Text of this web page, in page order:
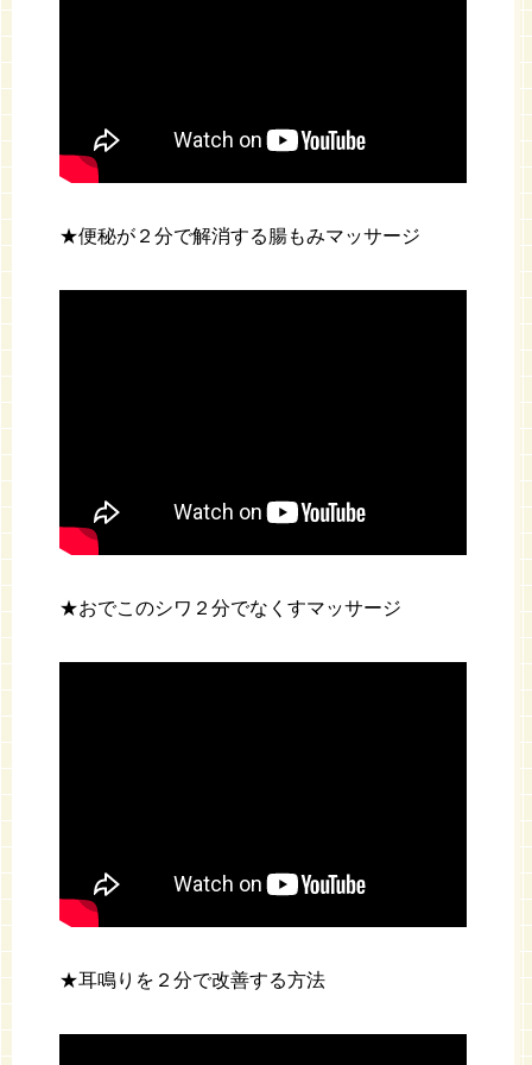
★便秘が２分で解消する腸もみマッサージ
★おでこのシワ２分でなくすマッサージ
★耳鳴りを２分で改善する方法